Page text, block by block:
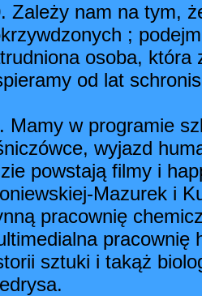
Zależy nam na tym,
;
osoba, która
od lat
Mamy w programie
wyjazd
powstają filmy i
Mazurek i
pracownię
pracownię
sztuki i takąż